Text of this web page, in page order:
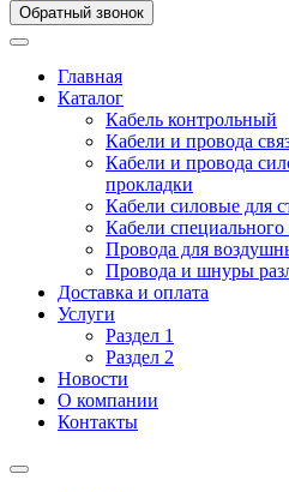
Обратный звонок
Главная
Каталог
Кабель контрольный
Кабели и провода
Кабели и провода
прокладки
Кабели силовые для
Кабели специального
Провода для
Провода и шнуры
Доставка и оплата
Услуги
Раздел 1
Раздел 2
Новости
О компании
Контакты